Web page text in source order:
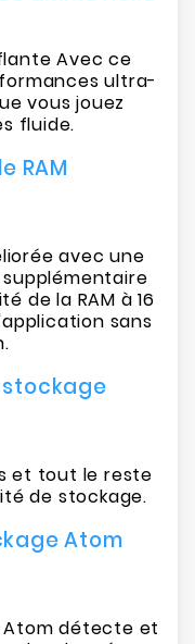
Avec ce
ultra-
vous jouez
fluide.
RAM
avec une
de la RAM à 16
sans
stockage
et tout le reste
de stockage.
Atom
Atom détecte et